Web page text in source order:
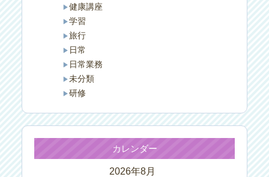
健康講座
学習
旅行
日常
日常業務
未分類
研修
カレンダー
2026年8月